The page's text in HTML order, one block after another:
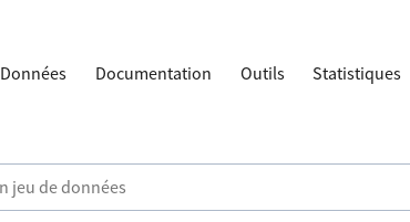
Données Documentation Outils Statistiques